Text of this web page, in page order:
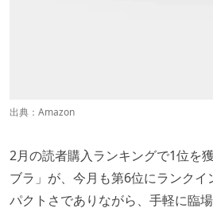
出典： Amazon
2月の読者購入ランキングで1位を
ブラ」が、今月も第6位にランク
パクトさでありながら、手軽に臨